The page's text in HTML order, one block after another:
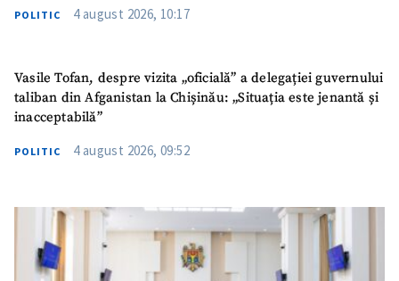
POLITIC 4 august 2026, 10:17
Vasile Tofan, despre vizita „oficială” a delegației guvernului
taliban din Afganistan la Chișinău: „Situația este jenantă și
inacceptabilă”
POLITIC 4 august 2026, 09:52